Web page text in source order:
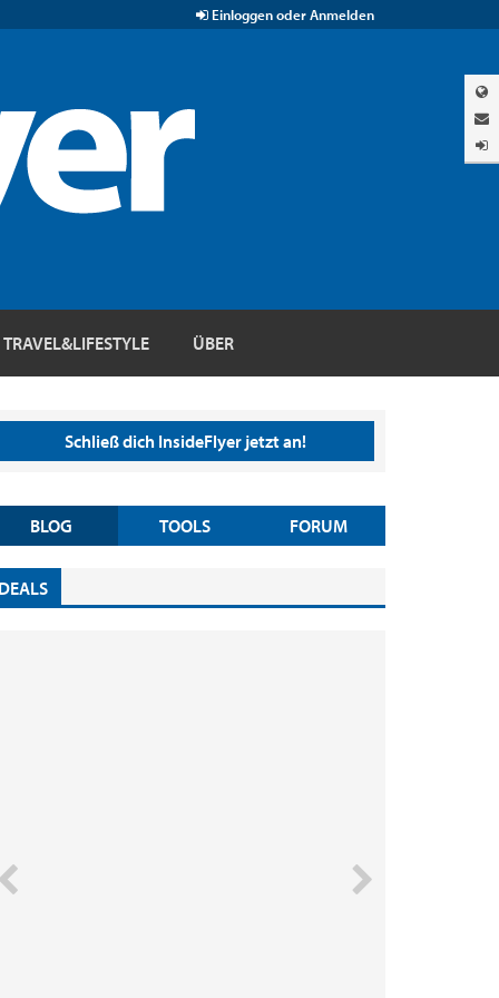
Einloggen oder Anmelden
TRAVEL&LIFESTYLE ÜBER
Schließ dich InsideFlyer jetzt an!
BLOG TOOLS FORUM
DEALS